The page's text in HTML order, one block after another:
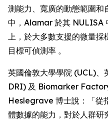
測能力、寬廣的動態範圍和
中，Alamar 於其 NULISA
上，於大多數支援的微量採
目標可偵測率 。
英國倫敦大學學院 (UCL)、
DRI) 及 Biomarker
Heslegrave 博士說：「從
體數據的能力，對於人群研